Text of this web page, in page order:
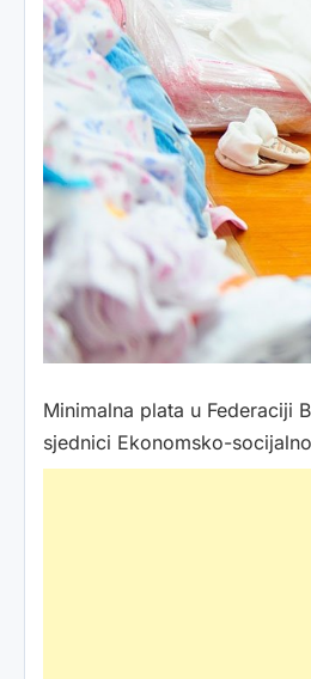
Minimalna plata u Federaciji
sjednici Ekonomsko-